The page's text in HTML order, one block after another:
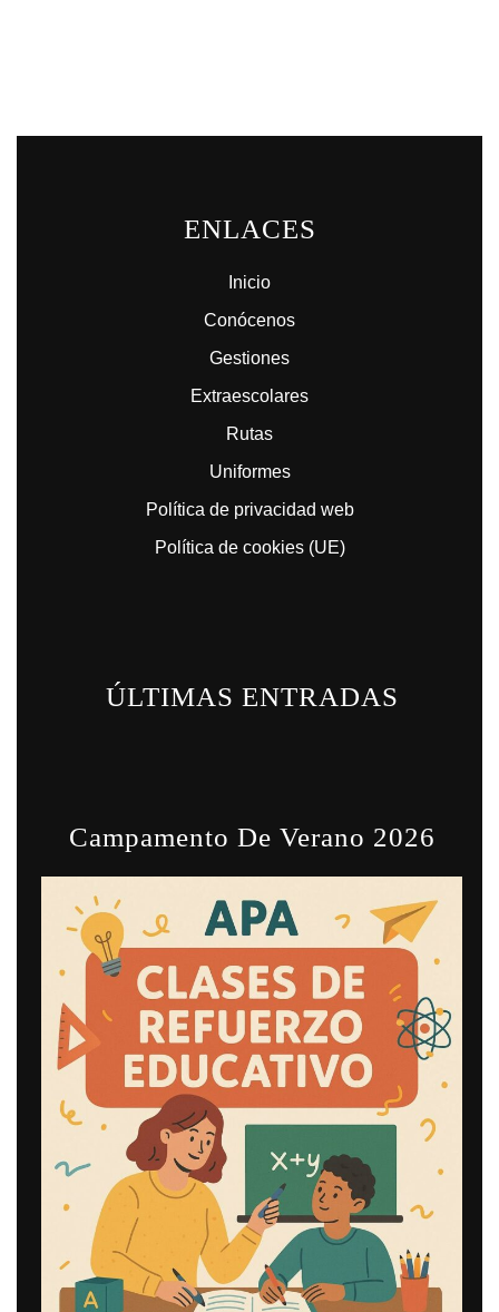
ENLACES
Inicio
Conócenos
Gestiones
Extraescolares
Rutas
Uniformes
Política de privacidad web
Política de cookies (UE)
ÚLTIMAS ENTRADAS
Campamento De Verano 2026